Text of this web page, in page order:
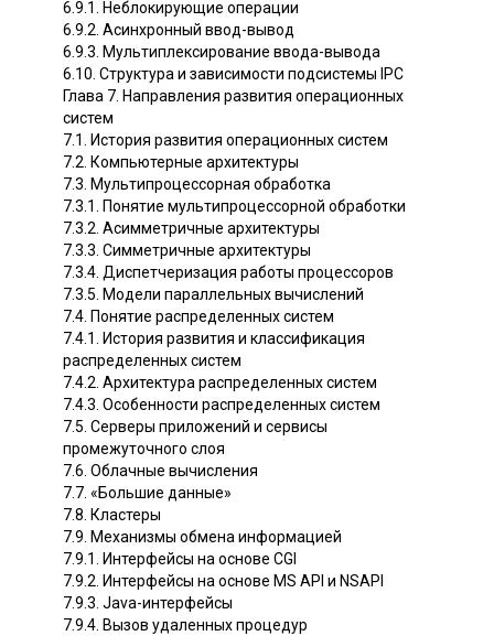
6.9.1. Неблокирующие операции
6.9.2. Асинхронный ввод-вывод
6.9.3. Мультиплексирование ввода-вывода
6.10. Структура и зависимости подсистемы IPC
Глава 7. Направления развития операционных
систем
7.1. История развития операционных систем
7.2. Компьютерные архитектуры
7.3. Мультипроцессорная обработка
7.3.1. Понятие мультипроцессорной обработки
7.3.2. Асимметричные архитектуры
7.3.3. Симметричные архитектуры
7.3.4. Диспетчеризация работы процессоров
7.3.5. Модели параллельных вычислений
7.4. Понятие распределенных систем
7.4.1. История развития и классификация
распределенных систем
7.4.2. Архитектура распределенных систем
7.4.3. Особенности распределенных систем
7.5. Серверы приложений и сервисы
промежуточного слоя
7.6. Облачные вычисления
7.7. «Большие данные»
7.8. Кластеры
7.9. Механизмы обмена информацией
7.9.1. Интерфейсы на основе CGI
7.9.2. Интерфейсы на основе MS API и NSAPI
7.9.3. Java-интерфейсы
7.9.4. Вызов удаленных процедур